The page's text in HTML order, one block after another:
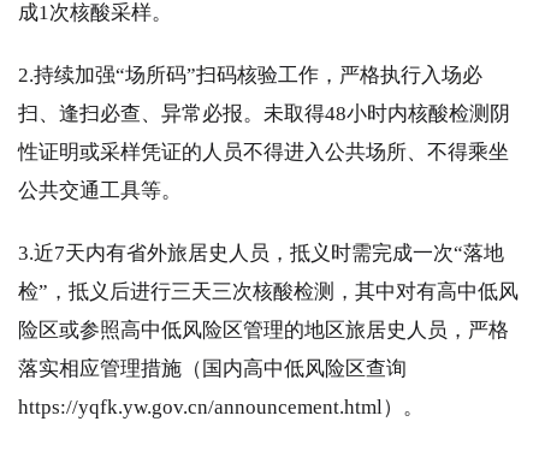
成1次核酸采样。
2.持续加强“场所码”扫码核验工作，严格执行入场必
扫、逢扫必查、异常必报。未取得48小时内核酸检测阴
性证明或采样凭证的人员不得进入公共场所、不得乘坐
公共交通工具等。
3.近7天内有省外旅居史人员，抵义时需完成一次“落地
检”，抵义后进行三天三次核酸检测，其中对有高中低风
险区或参照高中低风险区管理的地区旅居史人员，严格
落实相应管理措施（国内高中低风险区查询
https://yqfk.yw.gov.cn/announcement.html）。